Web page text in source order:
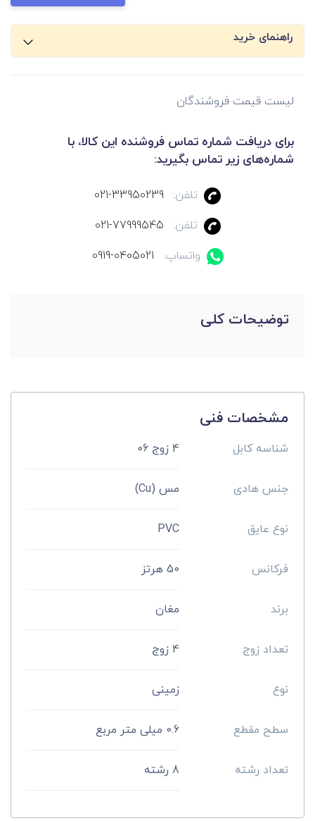
راهنمای خرید
لیست قیمت فروشندگان
برای دریافت شماره تماس فروشنده این کالا، با
شماره‌های زیر تماس بگیرید:
تلفن:
021-33950239
تلفن:
021-77999545
واتساپ:
0919-0405021
توضیحات کلی
مشخصات فنی
شناسه کابل 4 زوج 06
جنس هادی مس (Cu)
نوع عایق PVC
فرکانس 50 هرتز
برند مغان
تعداد زوج 4 زوج
نوع زمینی
سطح مقطع 0.6 میلی متر مربع
تعداد رشته 8 رشته